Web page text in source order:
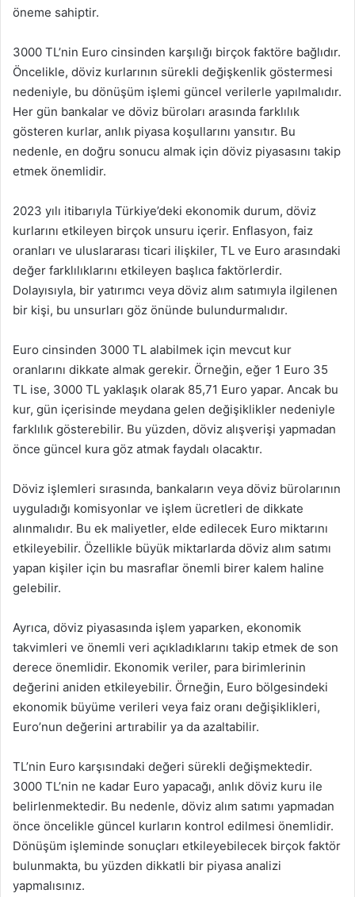
öneme sahiptir.
3000 TL’nin Euro cinsinden karşılığı birçok faktöre bağlıdır.
Öncelikle, döviz kurlarının sürekli değişkenlik göstermesi
nedeniyle, bu dönüşüm işlemi güncel verilerle yapılmalıdır.
Her gün bankalar ve döviz büroları arasında farklılık
gösteren kurlar, anlık piyasa koşullarını yansıtır. Bu
nedenle, en doğru sonucu almak için döviz piyasasını takip
etmek önemlidir.
2023 yılı itibarıyla Türkiye’deki ekonomik durum, döviz
kurlarını etkileyen birçok unsuru içerir. Enflasyon, faiz
oranları ve uluslararası ticari ilişkiler, TL ve Euro arasındaki
değer farklılıklarını etkileyen başlıca faktörlerdir.
Dolayısıyla, bir yatırımcı veya döviz alım satımıyla ilgilenen
bir kişi, bu unsurları göz önünde bulundurmalıdır.
Euro cinsinden 3000 TL alabilmek için mevcut kur
oranlarını dikkate almak gerekir. Örneğin, eğer 1 Euro 35
TL ise, 3000 TL yaklaşık olarak 85,71 Euro yapar. Ancak bu
kur, gün içerisinde meydana gelen değişiklikler nedeniyle
farklılık gösterebilir. Bu yüzden, döviz alışverişi yapmadan
önce güncel kura göz atmak faydalı olacaktır.
Döviz işlemleri sırasında, bankaların veya döviz bürolarının
uyguladığı komisyonlar ve işlem ücretleri de dikkate
alınmalıdır. Bu ek maliyetler, elde edilecek Euro miktarını
etkileyebilir. Özellikle büyük miktarlarda döviz alım satımı
yapan kişiler için bu masraflar önemli birer kalem haline
gelebilir.
Ayrıca, döviz piyasasında işlem yaparken, ekonomik
takvimleri ve önemli veri açıkladıklarını takip etmek de son
derece önemlidir. Ekonomik veriler, para birimlerinin
değerini aniden etkileyebilir. Örneğin, Euro bölgesindeki
ekonomik büyüme verileri veya faiz oranı değişiklikleri,
Euro’nun değerini artırabilir ya da azaltabilir.
TL’nin Euro karşısındaki değeri sürekli değişmektedir.
3000 TL’nin ne kadar Euro yapacağı, anlık döviz kuru ile
belirlenmektedir. Bu nedenle, döviz alım satımı yapmadan
önce öncelikle güncel kurların kontrol edilmesi önemlidir.
Dönüşüm işleminde sonuçları etkileyebilecek birçok faktör
bulunmakta, bu yüzden dikkatli bir piyasa analizi
yapmalısınız.